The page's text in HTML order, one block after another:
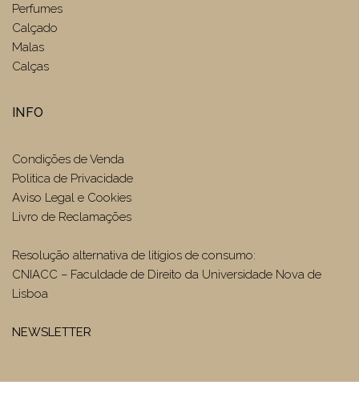
Perfumes
Calçado
Malas
Calças
INFO
Condições de Venda
Politica de Privacidade
Aviso Legal e Cookies
Livro de Reclamações
Resolução alternativa de litígios de consumo:
CNIACC – Faculdade de Direito da Universidade Nova de
Lisboa
NEWSLETTER